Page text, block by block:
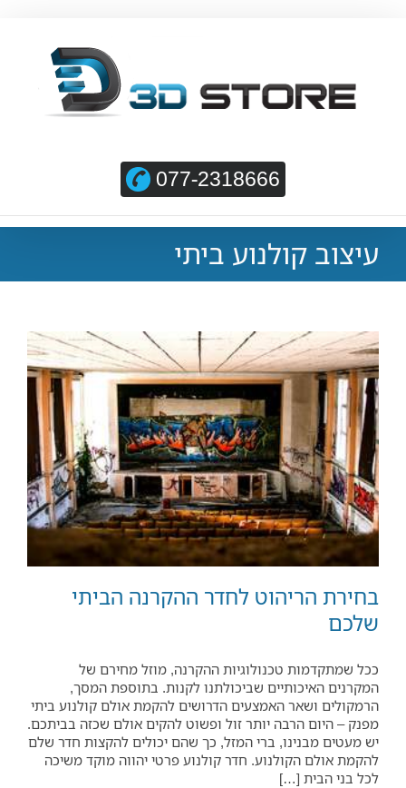
077-2318666
עיצוב קולנוע ביתי
בחירת הריהוט לחדר ההקרנה הביתי
שלכם
ככל שמתקדמות טכנולוגיות ההקרנה, מוזל מחירם של
המקרנים האיכותיים שביכולתנו לקנות. בתוספת המסך,
הרמקולים ושאר האמצעים הדרושים להקמת אולם קולנוע ביתי
מפנק – היום הרבה יותר זול ופשוט להקים אולם שכזה בביתכם.
יש מעטים מבנינו, ברי המזל, כך שהם יכולים להקצות חדר שלם
להקמת אולם הקולנוע. חדר קולנוע פרטי יהווה מוקד משיכה
לכל בני הבית […]